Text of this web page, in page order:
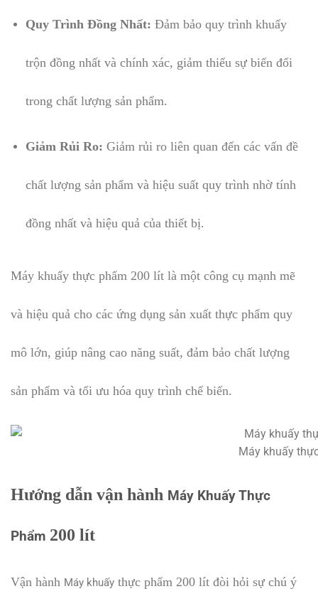
Quy Trình Đồng Nhất: Đảm bảo quy trình khuấy
trộn đồng nhất và chính xác, giảm thiểu sự biến đổi
trong chất lượng sản phẩm.
Giảm Rủi Ro: Giảm rủi ro liên quan đến các vấn đề
chất lượng sản phẩm và hiệu suất quy trình nhờ tính
đồng nhất và hiệu quả của thiết bị.
Máy khuấy thực phẩm 200 lít là một công cụ mạnh mẽ
và hiệu quả cho các ứng dụng sản xuất thực phẩm quy
mô lớn, giúp nâng cao năng suất, đảm bảo chất lượng
sản phẩm và tối ưu hóa quy trình chế biến.
Máy khuấy
Hướng dẫn vận hành Máy Khuấy Thực
Phẩm 200 lít
Vận hành Máy khuấy thực phẩm 200 lít đòi hỏi sự chú ý